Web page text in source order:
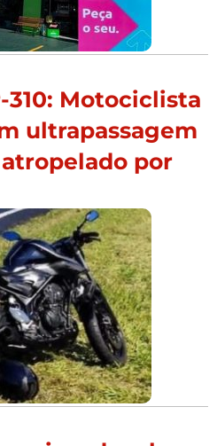
310: Motociclista
ultrapassagem
por